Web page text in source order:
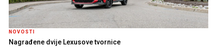
NOVOSTI
Nagrađene dvije Lexusove tvornice